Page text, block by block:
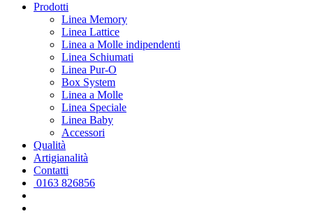
Prodotti
Linea Memory
Linea Lattice
Linea a Molle indipendenti
Linea Schiumati
Linea Pur-O
Box System
Linea a Molle
Linea Speciale
Linea Baby
Accessori
Qualità
Artigianalità
Contatti
0163 826856